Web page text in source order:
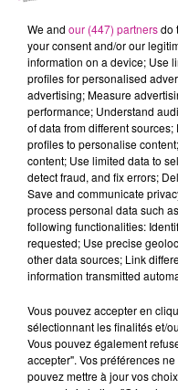
ETANCHEUR
Mulhouse
Satis Jobs Center vient
ses clients un Etancheur
Nous avons besoins de
savoir faire pour les
- Implanter et sécuriser
- Monter un échafaudage
- Pose de revêtement
- Sécher les surfaces
- Réserver des
(exutoire de
We and our (447) partnersdo
your consent and/or our
information on a device; Use
profiles for personalised
advertising; Measure
performance; Understand
of data from different
profiles to personalise
content; Use limited data to
detect fraud, and fix errors;
Save and communicate
process personal data such
following functionalities:
requested; Use precise
other data sources; Link
information transmitted
Vous pouvez accepter en
sélectionnant les finalités et/
Vous pouvez également
accepter". Vos préférences
pouvez mettre à jour vos